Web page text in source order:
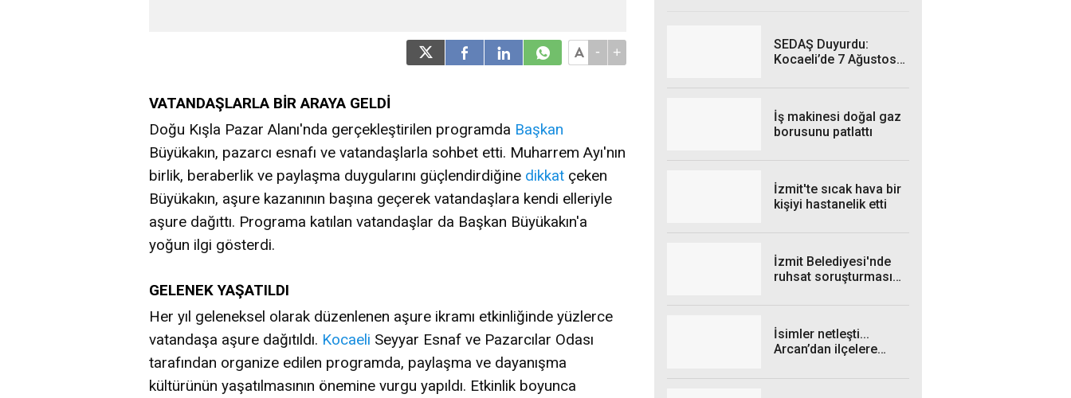
- +
VATANDAŞLARLA BİR ARAYA GELDİ
Doğu Kışla Pazar Alanı'nda gerçekleştirilen programda Başkan
Büyükakın, pazarcı esnafı ve vatandaşlarla sohbet etti. Muharrem Ayı'nın
birlik, beraberlik ve paylaşma duygularını güçlendirdiğine dikkat çeken
Büyükakın, aşure kazanının başına geçerek vatandaşlara kendi elleriyle
aşure dağıttı. Programa katılan vatandaşlar da Başkan Büyükakın'a
yoğun ilgi gösterdi.
GELENEK YAŞATILDI
Her yıl geleneksel olarak düzenlenen aşure ikramı etkinliğinde yüzlerce
vatandaşa aşure dağıtıldı. Kocaeli Seyyar Esnaf ve Pazarcılar Odası
tarafından organize edilen programda, paylaşma ve dayanışma
kültürünün yaşatılmasının önemine vurgu yapıldı. Etkinlik boyunca
SEDAŞ Duyurdu:
Kocaeli’de 7 Ağustos
İş makinesi doğal gaz
borusunu patlattı
İzmit'te sıcak hava bir
kişiyi hastanelik etti
İzmit Belediyesi'nde
ruhsat soruşturması
İsimler netleşti...
Arcan’dan ilçelere